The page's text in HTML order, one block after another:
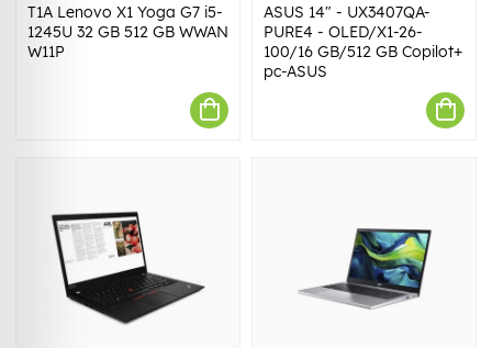
T1A Lenovo X1 Yoga G7 i5-
1245U 32 GB 512 GB WWAN
W11P
ASUS 14" - UX3407QA-
PURE4 - OLED/X1-26-
100/16 GB/512 GB Copilot+
pc-ASUS